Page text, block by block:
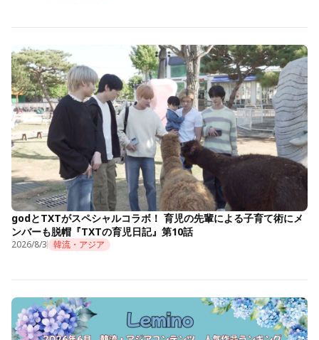
godとTXTがスペシャルコラボ！ 育児の先輩による子育て術にメ
ンバーも脱帽『TXTの育児日記』第10話
2026/8/3 韓流・アジア